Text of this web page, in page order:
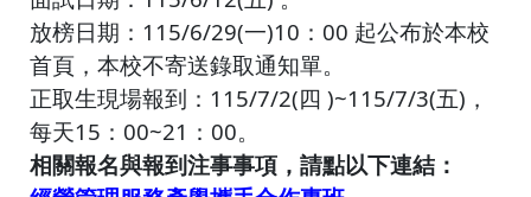
放榜日期：115/6/29(一)10：00 起公布於本校
首頁，本校不寄送錄取通知單。
正取生現場報到：115/7/2(四 )~115/7/3(五)，
每天15：00~21：00。
相關報名與報到注事事項，請點以下連結：